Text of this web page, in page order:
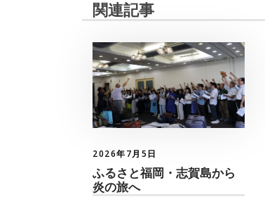
関連記事
2026年7月5日
ふるさと福岡・志賀島から
炎の旅へ